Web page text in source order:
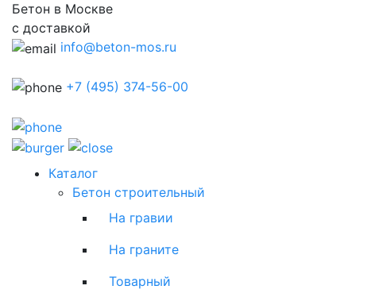
Бетон в Москве
с доставкой
info@beton-mos.ru
+7 (495) 374-56-00
Каталог
Бетон строительный
На гравии
На граните
Товарный